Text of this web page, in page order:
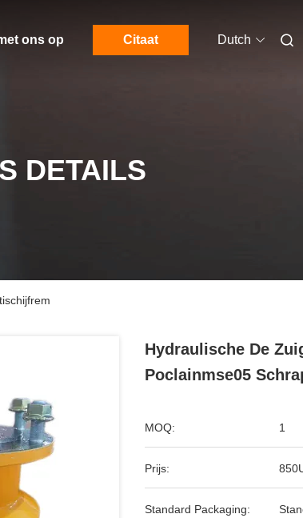
ons op Citaat Dutch
DETAILS
Hydraulische De
Poclainmse05
MOQ: 1
Prijs:
Standard Packaging: